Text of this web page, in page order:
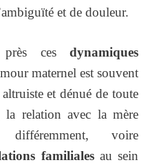
et de douleur.
près ces dynamiques
maternel est souvent
et dénué de toute
la relation avec la mère
voire
familialesau sein